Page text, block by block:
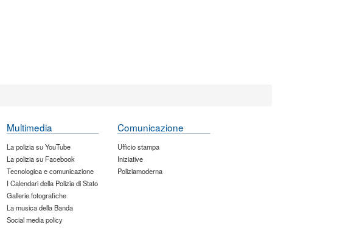
Multimedia
La polizia su YouTube
La polizia su Facebook
Tecnologica e comunicazione
I Calendari della Polizia di Stato
Gallerie fotografiche
La musica della Banda
Social media policy
Comunicazione
Ufficio stampa
Iniziative
Poliziamoderna